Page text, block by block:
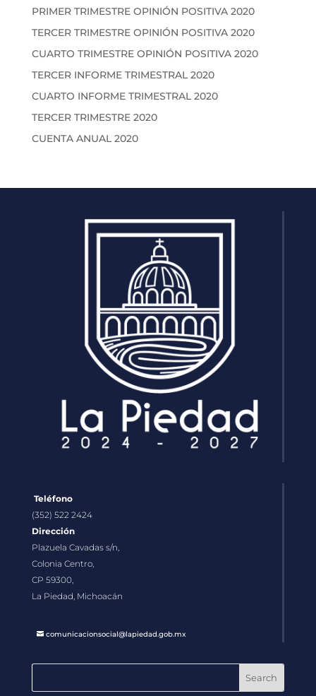
PRIMER TRIMESTRE OPINIÓN POSITIVA 2020
TERCER TRIMESTRE OPINIÓN POSITIVA 2020
CUARTO TRIMESTRE OPINIÓN POSITIVA 2020
TERCER INFORME TRIMESTRAL 2020
CUARTO INFORME TRIMESTRAL 2020
TERCER TRIMESTRE 2020
CUENTA ANUAL 2020
Teléfono
(352) 522 2424
Dirección
Plazuela Cavadas s/n,
Colonia Centro,
CP 59300,
La Piedad, Michoacán
comunicacionsocial@lapiedad.gob.mx